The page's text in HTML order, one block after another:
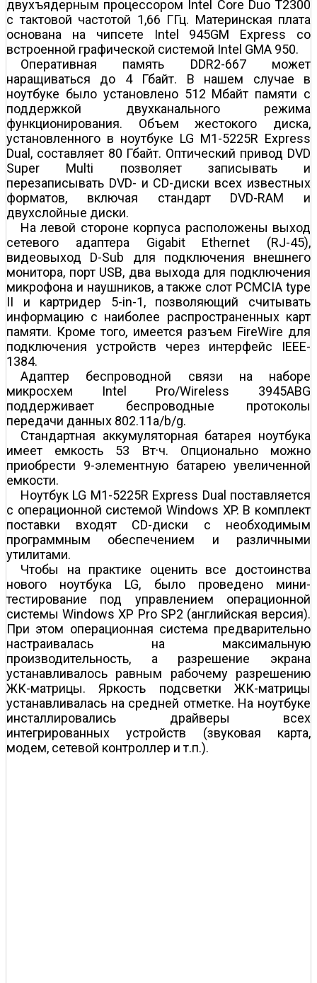
двухъядерным процессором Intel Core Duo T2300
с тактовой частотой 1,66 ГГц. Материнская плата
основана на чипсете Intel 945GM Express со
встроенной графической системой Intel GMA 950.
Оперативная память DDR2-667 может
наращиваться до 4 Гбайт. В нашем случае в
ноутбуке было установлено 512 Мбайт памяти с
поддержкой двухканального режима
функционирования. Объем жестокого диска,
установленного в ноутбуке LG M1-5225R Express
Dual, составляет 80 Гбайт. Оптический привод DVD
Super Multi позволяет записывать и
перезаписывать DVD- и CD-диски всех известных
форматов, включая стандарт DVD-RAM и
двухслойные диски.
На левой стороне корпуса расположены выход
сетевого адаптера Gigabit Ethernet (RJ-45),
видеовыход D-Sub для подключения внешнего
монитора, порт USB, два выхода для подключения
микрофона и наушников, а также слот PCMCIA type
II и картридер 5-in-1, позволяющий считывать
информацию с наиболее распространенных карт
памяти. Кроме того, имеется разъем FireWire для
подключения устройств через интерфейс IEEE-
1384.
Адаптер беспроводной связи на наборе
микросхем Intel Pro/Wireless 3945ABG
поддерживает беспроводные протоколы
передачи данных 802.11a/b/g.
Стандартная аккумуляторная батарея ноутбука
имеет емкость 53 Вт·ч. Опционально можно
приобрести 9-элементную батарею увеличенной
емкости.
Ноутбук LG M1-5225R Express Dual поставляется
с операционной системой Windows XP. В комплект
поставки входят CD-диски с необходимым
программным обеспечением и различными
утилитами.
Чтобы на практике оценить все достоинства
нового ноутбука LG, было проведено мини-
тестирование под управлением операционной
системы Windows XP Pro SP2 (английская версия).
При этом операционная система предварительно
настраивалась на максимальную
производительность, а разрешение экрана
устанавливалось равным рабочему разрешению
ЖК-матрицы. Яркость подсветки ЖК-матрицы
устанавливалась на средней отметке. На ноутбуке
инсталлировались драйверы всех
интегрированных устройств (звуковая карта,
модем, сетевой контроллер и т.п.).